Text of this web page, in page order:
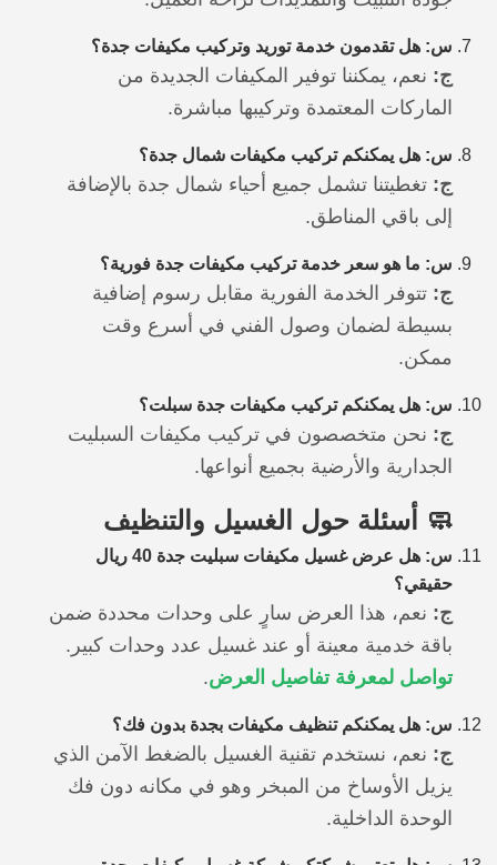
س: هل تقدمون خدمة توريد وتركيب مكيفات جدة؟
ج: نعم، يمكننا توفير المكيفات الجديدة من
الماركات المعتمدة وتركيبها مباشرة.
س: هل يمكنكم تركيب مكيفات شمال جدة؟
ج: تغطيتنا تشمل جميع أحياء شمال جدة بالإضافة
إلى باقي المناطق.
س: ما هو سعر خدمة تركيب مكيفات جدة فورية؟
ج: تتوفر الخدمة الفورية مقابل رسوم إضافية
بسيطة لضمان وصول الفني في أسرع وقت
ممكن.
س: هل يمكنكم تركيب مكيفات جدة سبلت؟
ج: نحن متخصصون في تركيب مكيفات السبليت
الجدارية والأرضية بجميع أنواعها.
🧼 أسئلة حول الغسيل والتنظيف
س: هل عرض غسيل مكيفات سبليت جدة 40 ريال
حقيقي؟
ج: نعم، هذا العرض سارٍ على وحدات محددة ضمن
باقة خدمية معينة أو عند غسيل عدد وحدات كبير.
تواصل لمعرفة تفاصيل العرض.
س: هل يمكنكم تنظيف مكيفات بجدة بدون فك؟
ج: نعم، نستخدم تقنية الغسيل بالضغط الآمن الذي
يزيل الأوساخ من المبخر وهو في مكانه دون فك
الوحدة الداخلية.